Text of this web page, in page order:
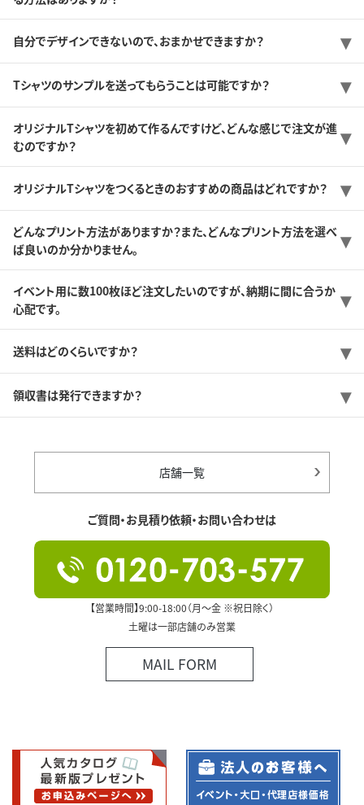
自分でデザインできないので、おまかせできますか？
Tシャツのサンプルを送ってもらうことは可能ですか？
オリジナルTシャツを初めて作るんですけど、どんな感じで注文が進
むのですか？
オリジナルTシャツをつくるときのおすすめの商品はどれですか？
どんなプリント方法がありますか？また、どんなプリント方法を選べ
ば良いのか分かりません。
イベント用に数100枚ほど注文したいのですが、納期に間に合うか
心配です。
送料はどのくらいですか？
領収書は発行できますか？
店舗一覧
ご質問・お見積り依頼・お問い合わせは
【営業時間】9:00-18:00（月～金 ※祝日除く）
土曜は一部店舗のみ営業
MAIL FORM